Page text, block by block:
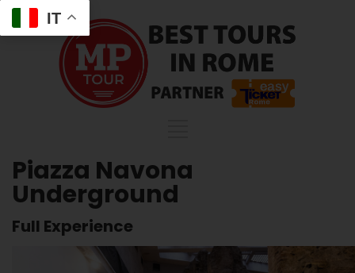
Piazza Navona
Underground
Full Experience
IT